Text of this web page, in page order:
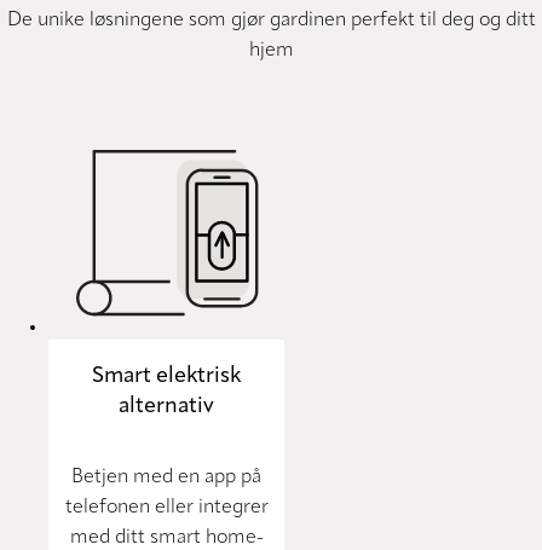
De unike løsningene som gjør gardinen perfekt til deg og ditt
hjem
Smart elektrisk
alternativ
Betjen med en app på
telefonen eller integrer
med ditt smart home-